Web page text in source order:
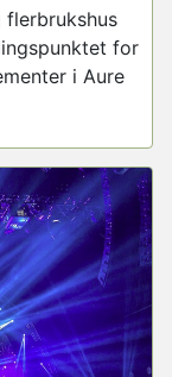
flerbrukshus
for
i Aure